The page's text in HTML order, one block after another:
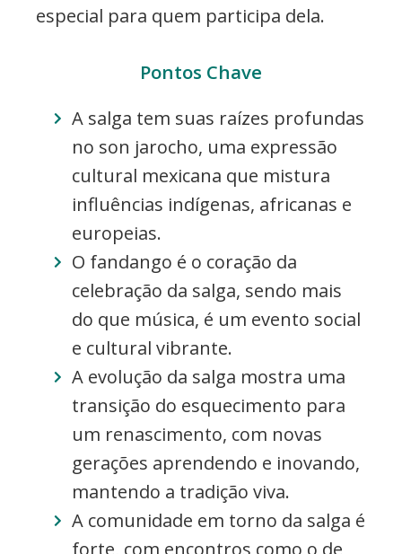
especial para quem participa dela.
Pontos Chave
A salga tem suas raízes profundas
no son jarocho, uma expressão
cultural mexicana que mistura
influências indígenas, africanas e
europeias.
O fandango é o coração da
celebração da salga, sendo mais
do que música, é um evento social
e cultural vibrante.
A evolução da salga mostra uma
transição do esquecimento para
um renascimento, com novas
gerações aprendendo e inovando,
mantendo a tradição viva.
A comunidade em torno da salga é
forte, com encontros como o de